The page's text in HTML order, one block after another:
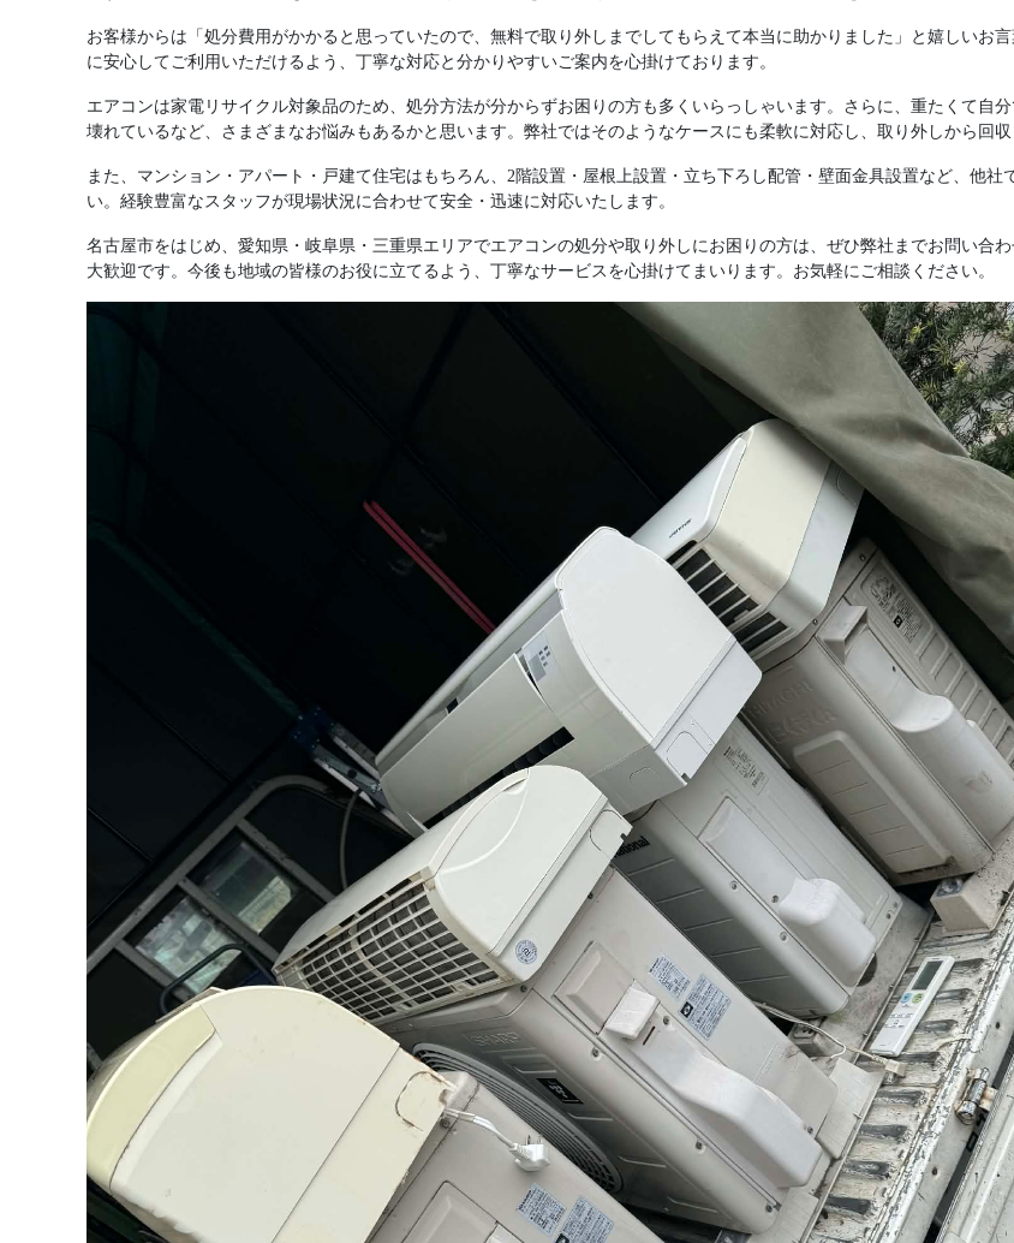
お客様からは「処分費用がかかると思っていたので、無料で取り外しまでしてもらえて本当に助かりました」と嬉しいお
に安心してご利用いただけるよう、丁寧な対応と分かりやすいご案内を心掛けております。
エアコンは家電リサイクル対象品のため、処分方法が分からずお困りの方も多くいらっしゃいます。さらに、重たくて自
壊れているなど、さまざまなお悩みもあるかと思います。弊社ではそのようなケースにも柔軟に対応し、取り外しから回
また、マンション・アパート・戸建て住宅はもちろん、2階設置・屋根上設置・立ち下ろし配管・壁面金具設置など、他
い。経験豊富なスタッフが現場状況に合わせて安全・迅速に対応いたします。
名古屋市をはじめ、愛知県・岐阜県・三重県エリアでエアコンの処分や取り外しにお困りの方は、ぜひ弊社までお問い合
大歓迎です。今後も地域の皆様のお役に立てるよう、丁寧なサービスを心掛けてまいります。お気軽にご相談ください。